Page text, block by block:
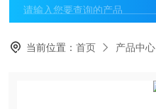
当前位置：首页 产品中心